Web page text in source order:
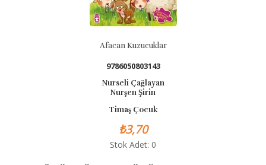
Afacan Kuzucuklar
9786050803143
Nurseli Çağlayan
Nurşen Şirin
Timaş Çocuk
Stok Adet: 0